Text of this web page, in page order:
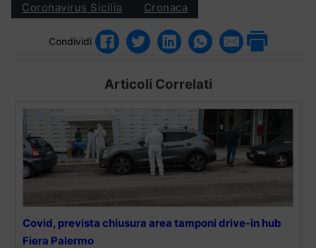
Coronavirus Sicilia Cronaca
Condividi
Articoli Correlati
Covid, prevista chiusura area tamponi drive-in hub
Fiera Palermo